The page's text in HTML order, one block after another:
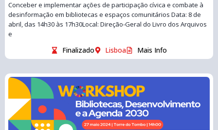
Conceber e implementar ações de participação cívica e combate à
desinformação em bibliotecas e espaços comunitários Data: 8 de
abril, das 14h30 às 17h30Local: Direção-Geral do Livro dos Arquivos
e
Finalizado Lisboa Mais Info